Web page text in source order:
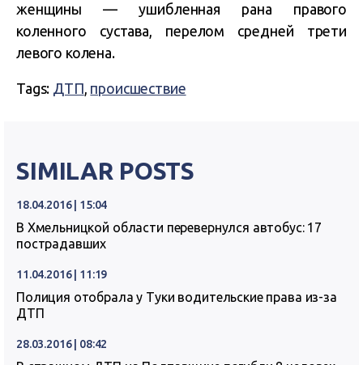
женщины — ушибленная рана правого
коленного сустава, перелом средней трети
левого колена.
Tags: ДТП, происшествие
SIMILAR POSTS
18.04.2016 | 15:04
В Хмельницкой области перевернулся автобус: 17
пострадавших
11.04.2016 | 11:19
Полиция отобрала у Туки водительские права из-за
ДТП
28.03.2016 | 08:42